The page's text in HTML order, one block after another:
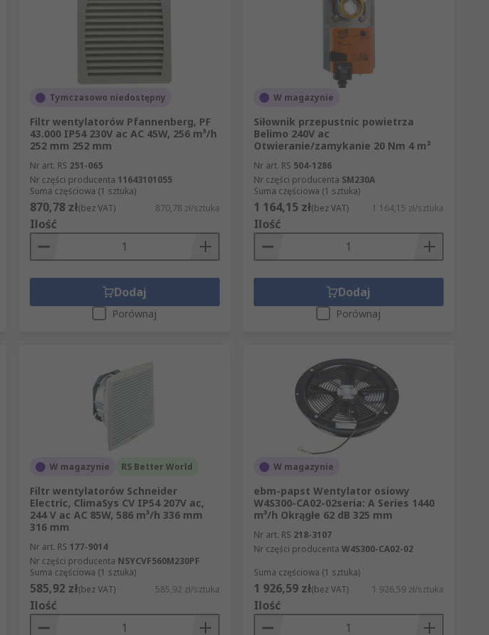
Tymczasowo niedostępny
Filtr wentylatorów Pfannenberg, PF
43.000 IP54 230V ac AC 45W, 256 m³/h
252 mm 252 mm
Nr art. RS 251-065
Nr części producenta 11643101055
Suma częściowa (1 sztuka)
870,78 zł(bez VAT) 870,78 zł/sztuka
Ilość
Dodaj
Porównaj
W magazynie
Siłownik przepustnic powietrza
Belimo 240V ac
Otwieranie/zamykanie 20 Nm 4 m²
Nr art. RS 504-1286
Nr części producenta SM230A
Suma częściowa (1 sztuka)
1 164,15 zł(bez VAT) 1 164,15 zł/sztuka
Ilość
Dodaj
Porównaj
W magazynie RS Better World
Filtr wentylatorów Schneider
Electric, ClimaSys CV IP54 207V ac,
244 V ac AC 85W, 586 m³/h 336 mm
316 mm
Nr art. RS 177-9014
Nr części producenta NSYCVF560M230PF
Suma częściowa (1 sztuka)
585,92 zł(bez VAT) 585,92 zł/sztuka
Ilość
W magazynie
ebm-papst Wentylator osiowy
W4S300-CA02-02seria: A Series 1440
m³/h Okrągłe 62 dB 325 mm
Nr art. RS 218-3107
Nr części producenta W4S300-CA02-02
Suma częściowa (1 sztuka)
1 926,59 zł(bez VAT) 1 926,59 zł/sztuka
Ilość